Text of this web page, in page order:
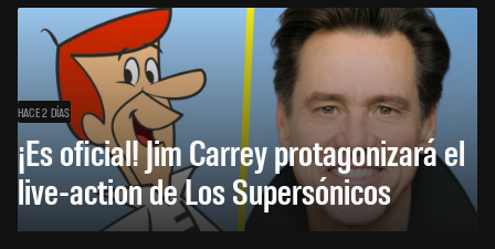
HACE 2 DÍAS
¡Es oficial! Jim Carrey protagonizará el
live-action de Los Supersónicos